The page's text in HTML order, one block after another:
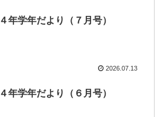
４年学年だより（７月号）
2026.07.13
４年学年だより（６月号）